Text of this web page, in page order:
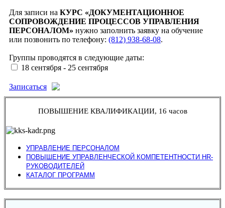
Для записи на КУРС «ДОКУМЕНТАЦИОННОЕ
СОПРОВОЖДЕНИЕ ПРОЦЕССОВ УПРАВЛЕНИЯ
ПЕРСОНАЛОМ» нужно заполнить заявку на обучение
или позвонить по телефону: (812) 938-68-08.
Группы проводятся в следующие даты:
18 сентября - 25 сентября
Записаться
ПОВЫШЕНИЕ КВАЛИФИКАЦИИ, 16 часов
УПРАВЛЕНИЕ ПЕРСОНАЛОМ
ПОВЫШЕНИЕ УПРАВЛЕНЧЕСКОЙ КОМПЕТЕНТНОСТИ HR-
РУКОВОДИТЕЛЕЙ
КАТАЛОГ ПРОГРАММ